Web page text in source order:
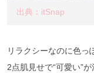
出典：itSnap
リラクシーなのに色っ
2点肌見せで“可愛い”